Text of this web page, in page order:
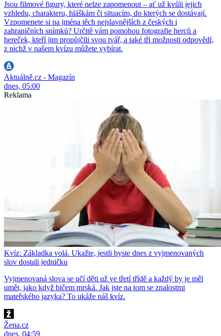
Jsou filmové figury, které nelze zapomenout – ať už kvůli jejich
vzhledu, charakteru, hláškám či situacím, do kterých se dostávají.
Vzpomenete si na jména těch nejslavnějších z českých i
zahraničních snímků? Určitě vám pomohou fotografie herců a
hereček, kteří jim propůjčili svou tvář, a také tři možnosti odpovědí,
z nichž v našem kvízu můžete vybírat.
Aktuálně.cz - Magazín
dnes, 05:00
Reklama
Kvíz: Základka volá. Ukažte, jestli byste dnes z vyjmenovaných
slov dostali jedničku
Vyjmenovaná slova se učí děti už ve třetí třídě a každý by je měl
umět, jako když bičem mrská. Jak jste na tom se znalostmi
mateřského jazyka? To ukáže náš kvíz.
Žena.cz
dnes, 04:59